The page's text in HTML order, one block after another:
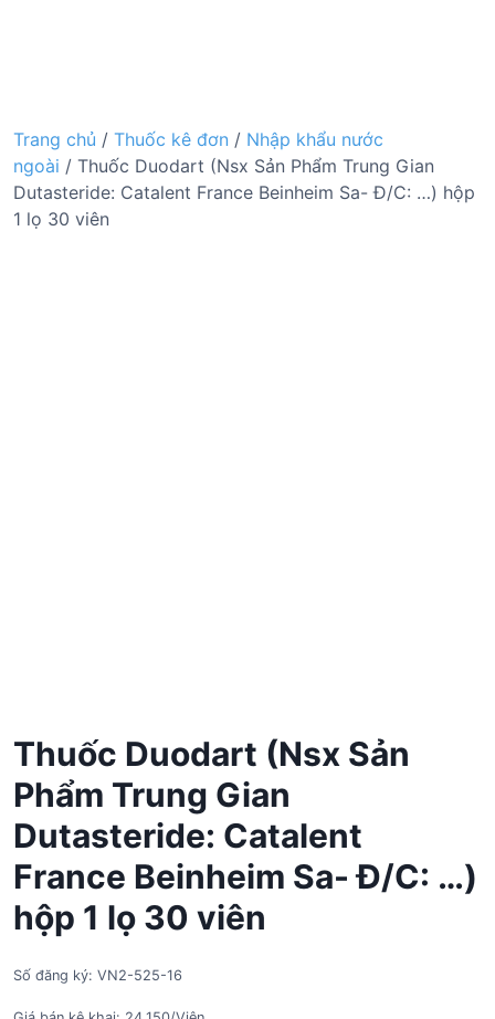
Trang chủ / Thuốc kê đơn / Nhập khẩu nước
ngoài / Thuốc Duodart (Nsx Sản Phẩm Trung Gian
Dutasteride: Catalent France Beinheim Sa- Đ/C: …) hộp
1 lọ 30 viên
Thuốc Duodart (Nsx Sản
Phẩm Trung Gian
Dutasteride: Catalent
France Beinheim Sa- Đ/C: …)
hộp 1 lọ 30 viên
Số đăng ký: VN2-525-16